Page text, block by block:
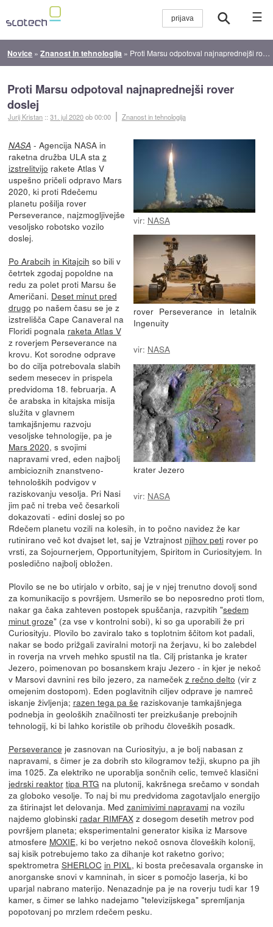
☰
Novice »Znanost in tehnologija » Proti Marsu odpotoval najnaprednejši rover doslej
Proti Marsu odpotoval najnaprednejši rover
doslej
Jurij Kristan ::31. jul 2020ob 00:00 Znanost in tehnologija
vir: NASA
rover Perseverance in letalnik
Ingenuity
vir: NASA
krater Jezero
vir: NASA
NASA - Agencija NASA in
raketna družba ULA sta z
izstrelitvijo rakete Atlas V
uspešno pričeli odpravo Mars
2020, ki proti Rdečemu
planetu pošilja rover
Perseverance, najzmogljivejše
vesoljsko robotsko vozilo
doslej.
Po Arabcih in Kitajcih so bili v
četrtek zgodaj popoldne na
redu za polet proti Marsu še
Američani. Deset minut pred
drugo po našem času se je z
izstrelišča Cape Canaveral na
Floridi pognala raketa Atlas V
z roverjem Perseverance na
krovu. Kot sorodne odprave
bo do cilja potrebovala slabih
sedem mesecev in prispela
predvidoma 18. februarja. A
če arabska in kitajska misija
služita v glavnem
tamkajšnjemu razvoju
vesoljske tehnologije, pa je
Mars 2020, s svojimi
napravami vred, eden najbolj
ambicioznih znanstveno-
tehnoloških podvigov v
raziskovanju vesolja. Pri Nasi
jim pač ni treba več česarkoli
dokazovati - edini doslej so po
Rdečem planetu vozili na kolesih, in to počno navidez že kar
rutinirano več kot dvajset let, saj je Vztrajnost njihov petirover po
vrsti, za Sojournerjem, Opportunityjem, Spiritom in Curiosityjem. In
posledično najbolj obložen.
Plovilo se ne bo utirjalo v orbito, saj je v njej trenutno dovolj sond
za komunikacijo s površjem. Usmerilo se bo neposredno proti tlom,
nakar ga čaka zahteven postopek spuščanja, razvpitih "sedem
minut groze" (za vse v kontrolni sobi), ki so ga uporabili že pri
Curiosityju. Plovilo bo zaviralo tako s toplotnim ščitom kot padali,
nakar se bodo prižgali zaviralni motorji na žerjavu, ki bo zalebdel
in roverja na vrveh mehko spustil na tla. Cilj pristanka je krater
Jezero, poimenovan po bosanskem kraju Jezero - in kjer je nekoč
v Marsovi davnini res bilo jezero, za nameček z rečno delto (vir z
omejenim dostopom). Eden poglavitnih ciljev odprave je namreč
iskanje življenja; razen tega pa še raziskovanje tamkajšnjega
podnebja in geoloških značilnosti ter preizkušanje prebojnih
tehnologij, ki bi lahko koristile ob prihodu človeških posadk.
Perseverance je zasnovan na Curiosityju, a je bolj nabasan z
napravami, s čimer je za dobrih sto kilogramov težji, skupno pa jih
ima 1025. Za elektriko ne uporablja sončnih celic, temveč klasični
jedrski reaktor tipa RTG na plutonij, kakršnega srečamo v sondah
za globoko vesolje. To naj bi mu predvidoma zagotavljalo energijo
za štirinajst let delovanja. Med zanimivimi napravamina vozilu
najdemo globinski radar RIMFAXz dosegom desetih metrov pod
površjem planeta; eksperimentalni generator kisika iz Marsove
atmosfere MOXIE, ki bo verjetno nekoč osnova človeških kolonij,
saj kisik potrebujemo tako za dihanje kot raketno gorivo;
spektrometra SHERLOC in PIXL , ki bosta prečesavala organske in
anorganske snovi v kamninah, in sicer s pomočjo laserja, ki bo
uparjal nabrano materijo. Nenazadnje pa je na roverju tudi kar 19
kamer, s čimer se lahko nadejamo "televizijskega" spremljanja
popotovanj po mrzlem rdečem pesku.